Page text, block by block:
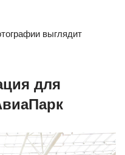
выглядит
для